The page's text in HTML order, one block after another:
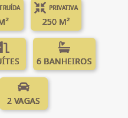
PRIVATIVA
250 M²
6 BANHEIROS
2 VAGAS